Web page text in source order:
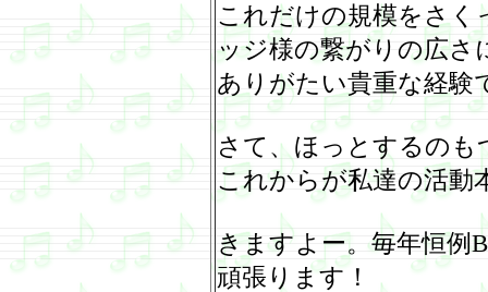
これだけの規模をさ
ッジ様の繋がりの広さ
ありがたい貴重な経験
さて、ほっとするのも
これからが私達の活動
きますよー。毎年恒例
頑張ります！